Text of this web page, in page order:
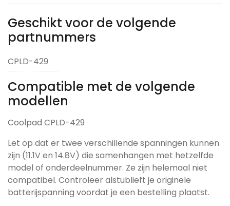
Geschikt voor de volgende
partnummers
CPLD-429
Compatible met de volgende
modellen
Coolpad CPLD-429
Let op dat er twee verschillende spanningen kunnen
zijn (11.1V en 14.8V) die samenhangen met hetzelfde
model of onderdeelnummer. Ze zijn helemaal niet
compatibel. Controleer alstublieft je originele
batterijspanning voordat je een bestelling plaatst.